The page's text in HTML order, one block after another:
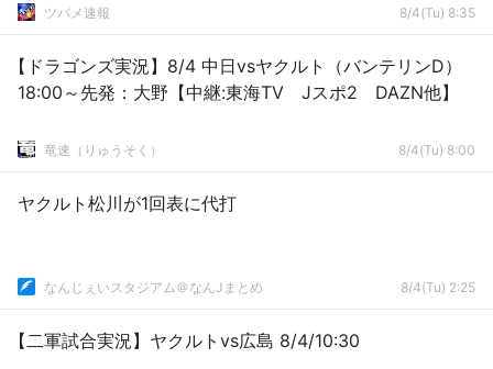
ツバメ速報 8/4(Tu) 8:35
【ドラゴンズ実況】8/4 中日vsヤクルト（バンテリンD）
18:00～先発：大野【中継:東海TV Jスポ2 DAZN他】
竜速（りゅうそく） 8/4(Tu) 8:00
ヤクルト松川が1回表に代打
なんじぇいスタジアム＠なんJまとめ 8/4(Tu) 2:25
【二軍試合実況】ヤクルトvs広島 8/4/10:30